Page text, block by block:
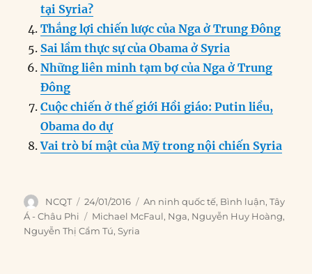
o
k
n
tại Syria?
Thắng lợi chiến lược của Nga ở Trung Đông
Sai lầm thực sự của Obama ở Syria
Những liên minh tạm bợ của Nga ở Trung
Đông
Cuộc chiến ở thế giới Hồi giáo: Putin liều,
Obama do dự
Vai trò bí mật của Mỹ trong nội chiến Syria
Author
NCQT
Posted
on
24/01/2016 Categories
An ninh quốc tế, Bình luận,Tây
Á - Châu Phi
Tags
Michael McFaul, Nga, Nguyễn Huy Hoàng,
Nguyễn Thị Cẩm Tú,Syria